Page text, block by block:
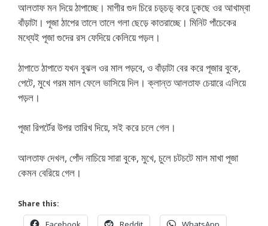
আলতাফ মন দিয়ে ঠাপাচ্ছে। মাগীর গুদ চিরে চড়্চড়্ করে ঢুকছে ওর আখাম্বা
বাঁড়াটা। পূজা ঠাপের তালে তালে গলা ছেড়ে কাতরাচ্ছে। মিনিট পাঁচেকের
মধ্যেই পূজা গুদের রস ফেদিয়ে কেলিয়ে পড়ল।
ঠাপাতে ঠাপাতে যখন বুঝল ওর মাল পড়বে, ও বাঁড়াটা বের করে পূজার বুকে,
পেটে, মুখে গরম মাল ফেলে ভাসিয়ে দিল। ক্লান্ত আলতাফ চেয়ারে এলিয়ে
পড়ল।
পূজা রিপর্টের উপর তারিখ দিয়ে, সই করে চলে গেল।
আলতাফ দেখল, পোঁদ নাচিয়ে সারা বুকে, মুখে, চুলে চটচটে মাল মাখা পূজা
কেমন বেরিয়ে গেল।
Share this: